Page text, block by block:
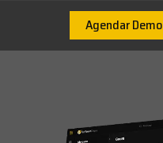
Agendar Demo